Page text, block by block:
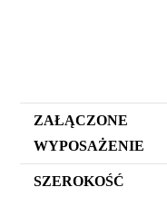
ZAŁĄCZONE
WYPOSAŻENIE
SZEROKOŚĆ